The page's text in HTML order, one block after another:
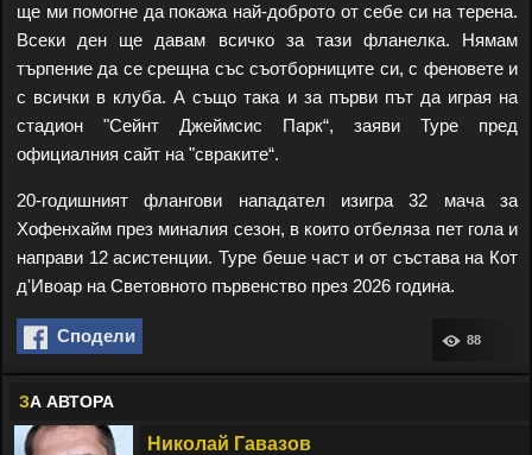
ще ми помогне да покажа най-доброто от себе си на терена.
Всеки ден ще давам всичко за тази фланелка. Нямам
търпение да се срещна със съотборниците си, с феновете и
с всички в клуба. А също така и за първи път да играя на
стадион "Сейнт Джеймсис Парк“, заяви Туре пред
официалния сайт на "свраките“.
20-годишният флангови нападател изигра 32 мача за
Хофенхайм през миналия сезон, в които отбеляза пет гола и
направи 12 асистенции. Туре беше част и от състава на Кот
д'Ивоар на Световното първенство през 2026 година.
Сподели 88
ЗА АВТОРА
Николай Гавазов